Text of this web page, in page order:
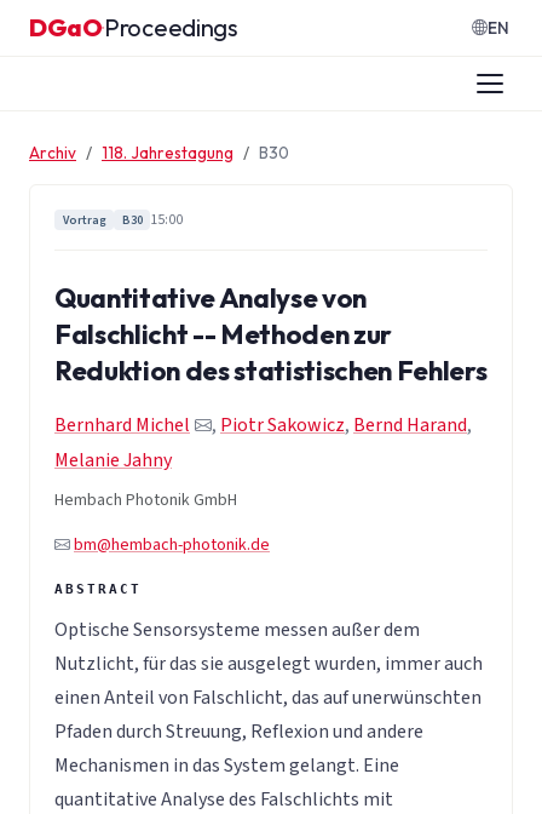
Zum Inhalt springen
DGaO·Proceedings EN
Archiv 118. Jahrestagung B30
Vortrag B30 15:00
Quantitative Analyse von
Falschlicht -- Methoden zur
Reduktion des statistischen Fehlers
Bernhard Michel , Piotr Sakowicz, Bernd Harand,
Melanie Jahny
Hembach Photonik GmbH
bm@hembach-photonik.de
Optische Sensorsysteme messen außer dem
Nutzlicht, für das sie ausgelegt wurden, immer auch
einen Anteil von Falschlicht, das auf unerwünschten
Pfaden durch Streuung, Reflexion und andere
Mechanismen in das System gelangt. Eine
quantitative Analyse des Falschlichts mit